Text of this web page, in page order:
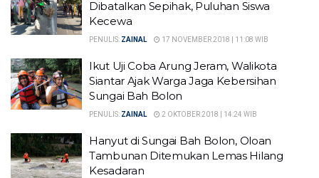
Dibatalkan Sepihak, Puluhan Siswa
Kecewa
PENULIS: ZAINAL 17 NOVEMBER 2018 | 11:08 WIB
Ikut Uji Coba Arung Jeram, Walikota
Siantar Ajak Warga Jaga Kebersihan
Sungai Bah Bolon
PENULIS: ZAINAL 2 OKTOBER 2018 | 14:24 WIB
Hanyut di Sungai Bah Bolon, Oloan
Tambunan Ditemukan Lemas Hilang
Kesadaran